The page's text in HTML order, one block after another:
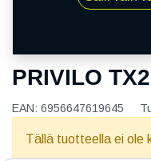
PRIVILO
EAN: 6956647619645
Tällä tuotteella ei ole